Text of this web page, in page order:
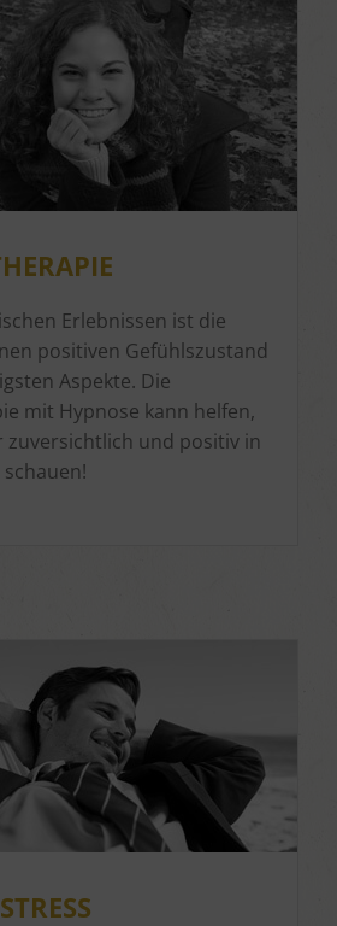
Erlebnissen ist die
positiven Gefühlszustand
Aspekte. Die
mit Hypnose kann helfen,
zuversichtlich und positiv in